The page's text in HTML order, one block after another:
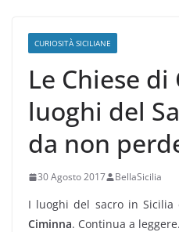
CURIOSITÀ SICILIANE
Le Chiese
luoghi del
da non
30 Agosto 2017 BellaSicilia
I luoghi del sacro in
Ciminna. Continua a